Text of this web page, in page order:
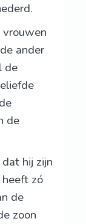
ander
de
de
hij zijn
zó
de
zoon